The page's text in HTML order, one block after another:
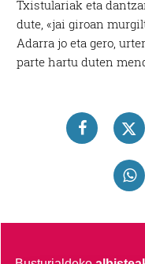
Txistulariak eta
dute, «jai giroan
Adarra jo eta gero,
parte hartu duten